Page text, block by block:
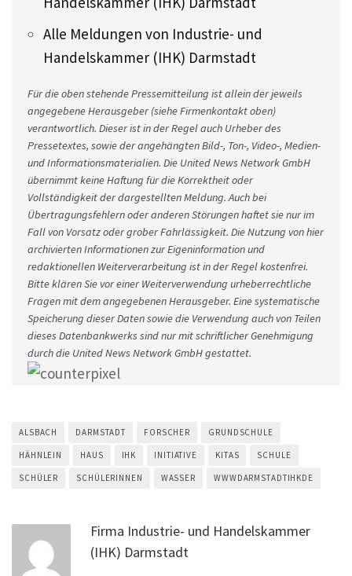
Alle Meldungen von Industrie- und
Handelskammer (IHK) Darmstadt
Für die oben stehende Pressemitteilung ist allein der jeweils
angegebene Herausgeber (siehe Firmenkontakt oben)
verantwortlich. Dieser ist in der Regel auch Urheber des
Pressetextes, sowie der angehängten Bild-, Ton-, Video-, Medien-
und Informationsmaterialien. Die United News Network GmbH
übernimmt keine Haftung für die Korrektheit oder
Vollständigkeit der dargestellten Meldung. Auch bei
Übertragungsfehlern oder anderen Störungen haftet sie nur im
Fall von Vorsatz oder grober Fahrlässigkeit. Die Nutzung von hier
archivierten Informationen zur Eigeninformation und
redaktionellen Weiterverarbeitung ist in der Regel kostenfrei.
Bitte klären Sie vor einer Weiterverwendung urheberrechtliche
Fragen mit dem angegebenen Herausgeber. Eine systematische
Speicherung dieser Daten sowie die Verwendung auch von Teilen
dieses Datenbankwerks sind nur mit schriftlicher Genehmigung
durch die United News Network GmbH gestattet.
ALSBACH DARMSTADT FORSCHER GRUNDSCHULE
HÄHNLEIN HAUS IHK INITIATIVE KITAS SCHULE
SCHÜLER SCHÜLERINNEN WASSER WWWDARMSTADTIHKDE
Firma Industrie- und Handelskammer
(IHK) Darmstadt